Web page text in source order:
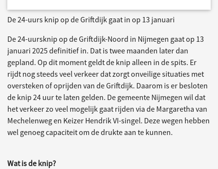
De 24-uurs knip op de Griftdijk gaat in op 13 januari
De 24-uursknip op de Griftdijk-Noord in Nijmegen gaat op 13
januari 2025 definitief in. Dat is twee maanden later dan
gepland. Op dit moment geldt de knip alleen in de spits. Er
rijdt nog steeds veel verkeer dat zorgt onveilige situaties met
oversteken of oprijden van de Griftdijk. Daarom is er besloten
de knip 24 uur te laten gelden. De gemeente Nijmegen wil dat
het verkeer zo veel mogelijk gaat rijden via de Margaretha van
Mechelenweg en Keizer Hendrik VI-singel. Deze wegen hebben
wel genoeg capaciteit om de drukte aan te kunnen.
Wat is de knip?